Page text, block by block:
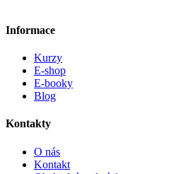
Informace
Kurzy
E-shop
E-booky
Blog
Kontakty
O nás
Kontakt